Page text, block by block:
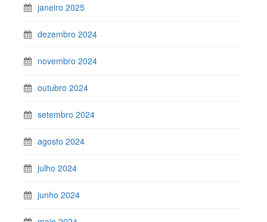
janeiro 2025
dezembro 2024
novembro 2024
outubro 2024
setembro 2024
agosto 2024
julho 2024
junho 2024